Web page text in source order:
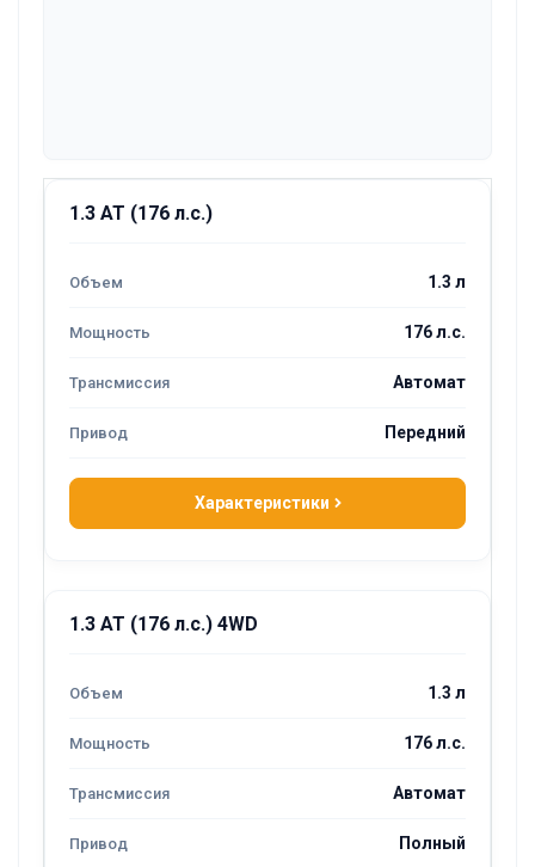
1.3 AT (176 л.с.)
1.3 л
176 л.с.
Автомат
Передний
Характеристики
1.3 AT (176 л.с.) 4WD
1.3 л
176 л.с.
Автомат
Полный